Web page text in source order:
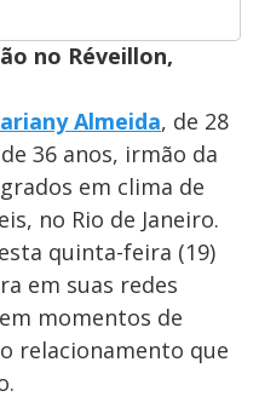
no Réveillon,
Almeida, de 28
36 anos, irmão da
em clima de
no Rio de Janeiro.
quinta-feira (19)
em suas redes
momentos de
relacionamento que